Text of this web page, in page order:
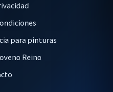
para pinturas
Reino